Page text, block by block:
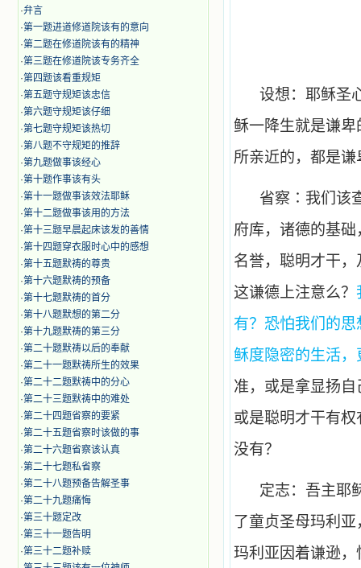
·弁言
·第一题进道修道院该有的意向
·第二题在修道院该有的精神
·第三题在修道院该专务齐全
·第四题该看重规矩
·第五题守规矩该忠信
·第六题守规矩该仔细
·第七题守规矩该热切
·第八题不守规矩的推辞
·第九题做事该经心
·第十题作事该有头
·第十一题做事该效法耶稣
·第十二题做事该用的方法
·第十三题早晨起床该发的善情
·第十四题穿衣服时心中的感想
·第十五题默祷的尊贵
·第十六题默祷的预备
·第十七题默祷的首分
·第十八题默想的第二分
·第十九题默祷的第三分
·第二十题默祷以后的奉献
·第二十一题默祷所生的效果
·第二十二题默祷中的分心
·第二十三题默祷中的难处
·第二十四题省察的要紧
·第二十五题省察时该做的事
·第二十六题省察该认真
·第二十七题私省察
·第二十八题预备告解圣事
·第二十九题痛悔
·第三十题定改
·第三十一题告明
·第三十二题补赎
设想：耶稣圣
稣一降生就是谦
所亲近的，都是
省察∶我们该
府库，诸德的基
名誉，聪明才干
这谦德上注意么？
有？恐怕我们的
稣度隐密的生活
准，或是拿显扬
或是聪明才干有
没有？
定志：吾主耶
了童贞圣母玛利
玛利亚因着谦逊